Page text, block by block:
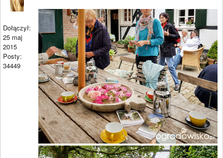
Dołączył:
25 maj
2015
Posty:
34449